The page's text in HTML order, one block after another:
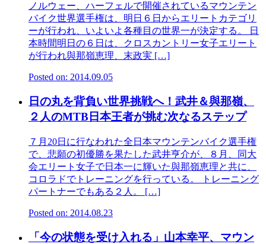
ノルウェー、ハーフェルで開催されているマウンテン
バイク世界選手権は、明日６日からエリートカテゴリ
ーが行われ、いよいよ各種目の世界一が決定する。 日
本時間明日の６日は、クロスカントリー女子エリート
が行われ與那嶺恵理、末政実 […]
Posted on: 2014.09.05
日の丸を背負い世界挑戦へ！武井＆與那嶺、
２人のMTB日本王者が挑む次なるステップ
７月20日に行なわれた全日本マウンテンバイク選手権
で、悲願の初優勝を果たした武井亨介が、８月、同大
会エリート女子で日本一に輝いた與那嶺恵理と共に、
コロラドでトレーニングを行っている。 トレーニング
パートナーでもある２人。 […]
Posted on: 2014.08.23
「今の状態を受け入れる」山本幸平、マウン